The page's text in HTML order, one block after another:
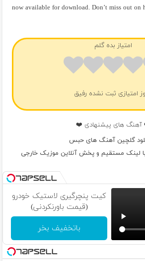
now available for download. Don’t miss out on
امتیاز بده گلم
امتیازی ثبت نشده رفیق
های پیشنهادی ❤️
گلچین آهنگ های حبس
لینک مستقیم و پخش آنلاین موزیک خارجی
کیت پنچرگیری لاستیک خودرو
(قیمت باورنکردنی)
باتخفیف بخر